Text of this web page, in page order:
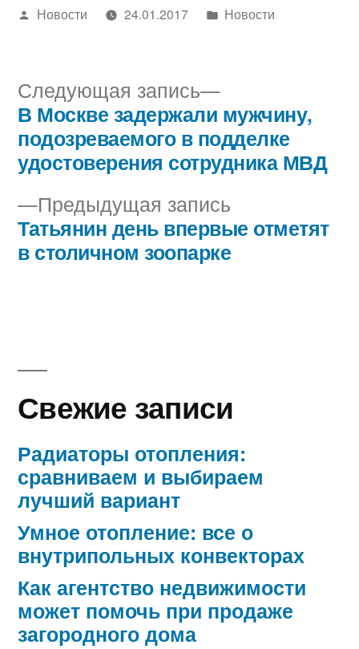
Написано
Новости 24.01.2017
Написано
Новости
Навигация
по
записям
Предыдущая запись
запись:
Татьянин день впервые отметят
в столичном зоопарке
Следующая запись
Следующая
запись:
В Москве задержали мужчину,
подозреваемого в подделке
удостоверения сотрудника МВД
Свежие записи
Радиаторы отопления:
сравниваем и выбираем
лучший вариант
Умное отопление: все о
внутрипольных конвекторах
Как агентство недвижимости
может помочь при продаже
загородного дома